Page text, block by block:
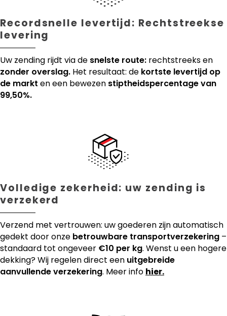
Recordsnelle levertijd: Rechtstreekse
levering
Uw zending rijdt via de snelste route: rechtstreeks en
zonder overslag. Het resultaat: de kortste levertijd op
de markt en een bewezen stiptheidspercentage van
99,50%.
Volledige zekerheid: uw zending is
verzekerd
Verzend met vertrouwen: uw goederen zijn automatisch
gedekt door onze betrouwbare transportverzekering –
standaard tot ongeveer €10 per kg. Wenst u een hogere
dekking? Wij regelen direct een uitgebreide
aanvullende verzekering. Meer info hier.